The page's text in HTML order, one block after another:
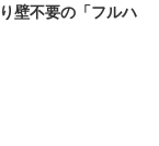
壁不要の「フルハ